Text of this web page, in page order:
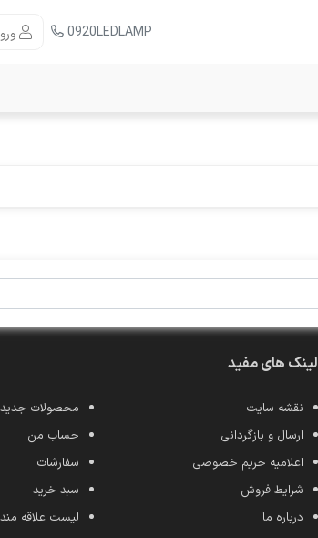
0920LEDLAMP
لینک های مفید
نقشه سایت
ارسال و بازگردانی
اعلامیه حریم خصوصی
شرایط فروش
درباره ما
محصولات جدید
حساب من
سفارشات
سبد خرید
لیست علاقه